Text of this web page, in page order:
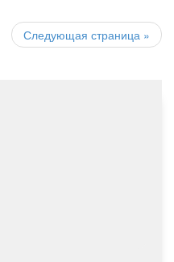
Следующая страница »